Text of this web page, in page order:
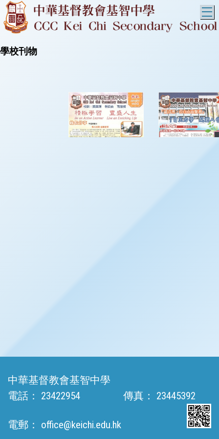
學校刊物
中華基督教會基智中學
電話：
23422954 傳真： 23445392
電郵： office@keichi.edu.hk